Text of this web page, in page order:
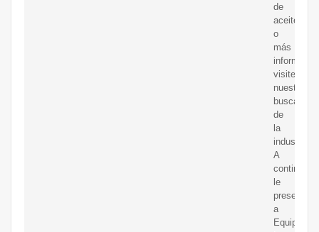
de
aceite
o
más
visite
nuestro
buscador
de
la
industria.
A
le
a
Equipos